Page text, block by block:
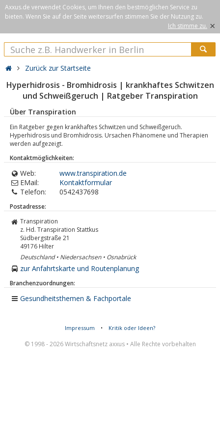
Axxus.de verwendet Cookies, um Ihnen den bestmöglichen Service zu
bieten. Wenn Sie auf der Seite weitersurfen stimmen Sie der Nutzung zu.
Ich stimme zu. ×
Zurück zur Startseite
Hyperhidrosis - Bromhidrosis | krankhaftes Schwitzen
und Schweißgeruch | Ratgeber Transpiration
Über Transpiration
Ein Ratgeber gegen krankhaftes Schwitzen und Schweißgeruch.
Hyperhidrosis und Bromhidrosis. Ursachen Phänomene und Therapien
werden aufgezeigt.
Kontaktmöglichkeiten:
Web:
www.transpiration.de
EMail:
Kontaktformular
Telefon:
0542437698
Postadresse:
Transpiration
z. Hd. Transpiration Stattkus
Südbergstraße 21
49176 Hilter
Deutschland • Niedersachsen • Osnabrück
zur Anfahrtskarte und Routenplanung
Branchenzuordnungen:
Gesundheitsthemen & Fachportale
Impressum • Kritik oder Ideen?
© 1998 - 2026 Wirtschaftsnetz axxus • Alle Rechte vorbehalten